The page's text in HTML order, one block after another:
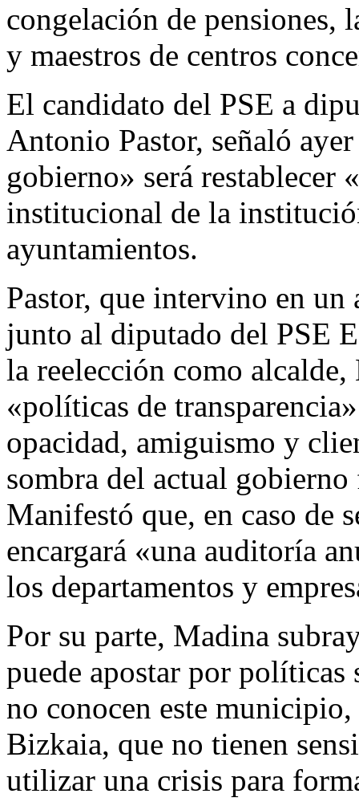
congelación de pensiones,
y maestros de centros
El candidato del PSE a
Antonio Pastor, señaló
gobierno» será restablecer
institucional de la
ayuntamientos.
Pastor, que intervino en un
junto al diputado del PSE
la reelección como
«políticas de
opacidad, amiguismo y
sombra del actual
Manifestó que, en caso de
encargará «una auditoría
los departamentos y
Por su parte, Madina
puede apostar por políticas
no conocen este
Bizkaia, que no tienen
utilizar una crisis para